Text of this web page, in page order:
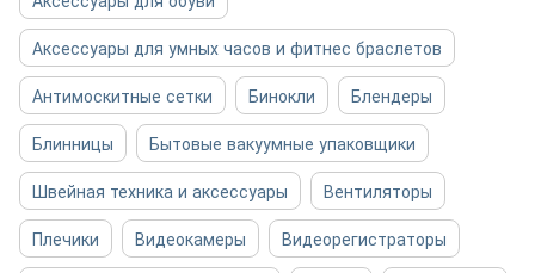
Аксессуары для умных часов и фитнес браслетов
Антимоскитные сетки
Бинокли
Блендеры
Блинницы
Бытовые вакуумные упаковщики
Швейная техника и аксессуары
Вентиляторы
Плечики
Видеокамеры
Видеорегистраторы